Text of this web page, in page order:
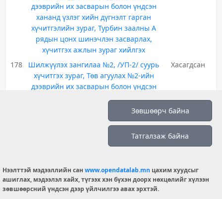
дээврийн их засварын болон үндсэн
хананд үзлэг хийн дүгнэлт гарган
хүчитгэлийн зураг, Турбин заалны А
рядын цонх шинэчлэн засварлах,
хүчитгэх ажлын зураг хийлгэх
178
Шилжүүлэх зангилаа №2, /УП-2/ суурь
хүчитгэх зураг, Төв агуулах №2-ийн
дээврийн их засварын болон үндсэн
хүчитгэлийн зураг, Турбин заалны А
рядын цонх шинэчлэн засварлах,
хүчитгэх ажлын зураг хийлгэх
Хасагдсан
Хичээлийн 4-р байрны зураг төслийн
Хураангуйд
180
Хөгжлийн ерөнхий төлөвлөгөө
Илгээгдсэн
181
Хөгжлийн ерөнхий төлөвлөгөө /
Хураангуйд
Зөвшөөрч байна
Татгалзаж байна
Нээлттэй мэдээллийн сан www.opendatalab.mn цахим хуудсыг
ашиглах, мэдээлэл хайх, түгээх хэн бүхэн доорх нөхцөлийг хүлээн
зөвшөөрсний үндсэн дээр үйлчилгээ авах эрхтэй.